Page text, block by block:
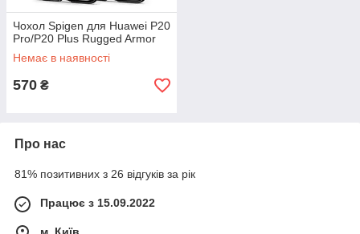
Чохол Spigen для Huawei P20
Pro/P20 Plus Rugged Armor
Немає в наявності
570 ₴
Про нас
81% позитивних з 26 відгуків за рік
Працює з 15.09.2022